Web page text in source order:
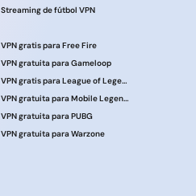
Streaming de fútbol VPN
VPN gratis para Free Fire
VPN gratuita para Gameloop
VPN gratis para League of Legends
VPN gratuita para Mobile Legends
VPN gratuita para PUBG
VPN gratuita para Warzone